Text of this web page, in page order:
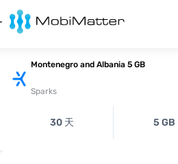
Montenegro and Albania 5 GB
Sparks
30 天 5 GB